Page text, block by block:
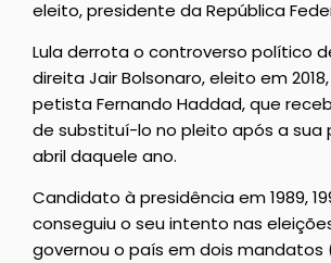
eleito, presidente da República
Lula derrota o controverso político
direita Jair Bolsonaro, eleito em
petista Fernando Haddad, que
de substituí-lo no pleito após a sua
abril daquele ano.
Candidato à presidência em 1989,
conseguiu o seu intento nas
governou o país em dois mandatos